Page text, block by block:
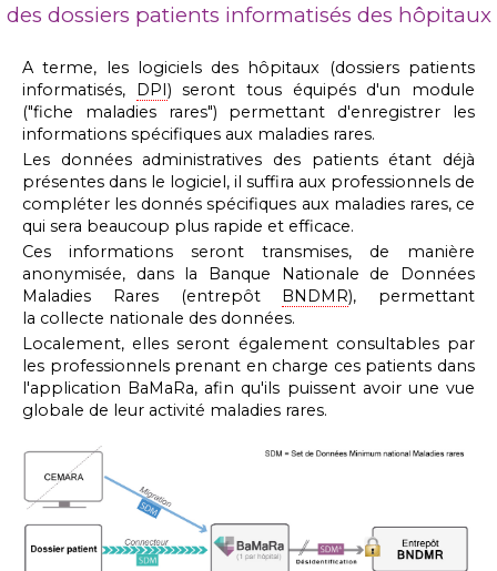
des dossiers patients informatisés des hôpitaux
A terme, les logiciels des hôpitaux (dossiers patients
informatisés, DPI) seront tous équipés d'un module
("fiche maladies rares") permettant d'enregistrer les
informations spécifiques aux maladies rares.
Les données administratives des patients étant déjà
présentes dans le logiciel, il suffira aux professionnels de
compléter les donnés spécifiques aux maladies rares, ce
qui sera beaucoup plus rapide et efficace.
Ces informations seront transmises, de manière
anonymisée, dans la Banque Nationale de Données
Maladies Rares (entrepôt BNDMR), permettant
la collecte nationale des données.
Localement, elles seront également consultables par
les professionnels prenant en charge ces patients dans
l'application BaMaRa, afin qu'ils puissent avoir une vue
globale de leur activité maladies rares.